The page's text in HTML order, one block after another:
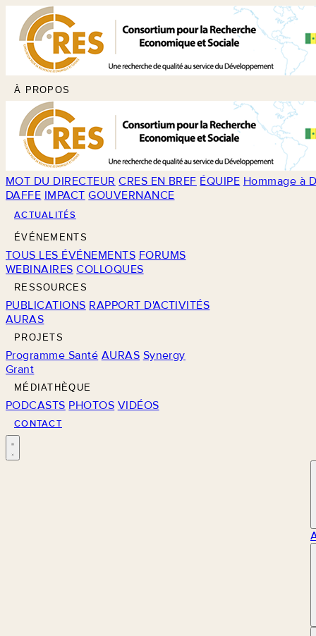
À PROPOS
MOT DU DIRECTEUR CRES EN BREF ÉQUIPE Hommage à
DAFFE IMPACT GOUVERNANCE
ACTUALITÉS
ÉVÉNEMENTS
TOUS LES ÉVÉNEMENTS FORUMS
WEBINAIRES COLLOQUES
RESSOURCES
PUBLICATIONS RAPPORT D'ACTIVITÉS
AURAS
PROJETS
Programme Santé AURAS Synergy
Grant
MÉDIATHÈQUE
PODCASTS PHOTOS VIDÉOS
CONTACT